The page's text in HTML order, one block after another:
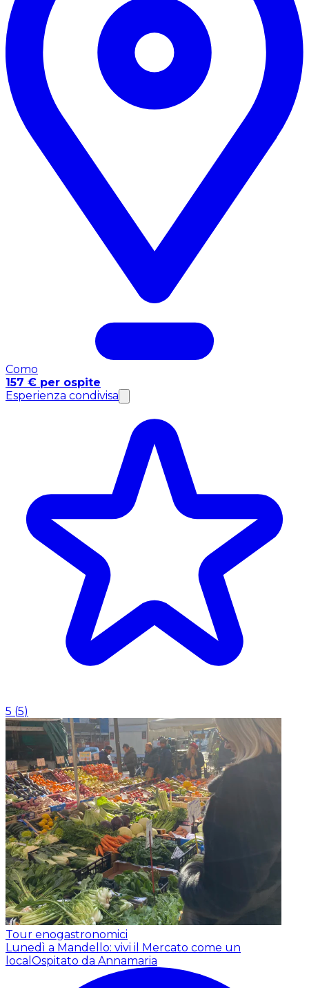
Como
157 € per ospite
Esperienza condivisa
5 (5)
Tour enogastronomici
Lunedì a Mandello: vivi il Mercato come un
local Ospitato da Annamaria